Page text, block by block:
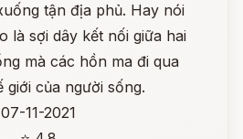
tận địa phủ. Hay nói
là sợi dây kết nối giữa hai
mà các hồn ma đi qua
giới của người sống.
07-11-2021